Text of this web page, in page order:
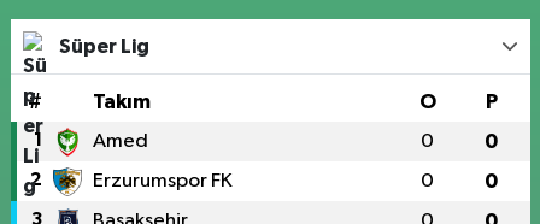
Süper Lig
# Takım O P
1 Amed 0 0
2 Erzurumspor FK 0 0
3